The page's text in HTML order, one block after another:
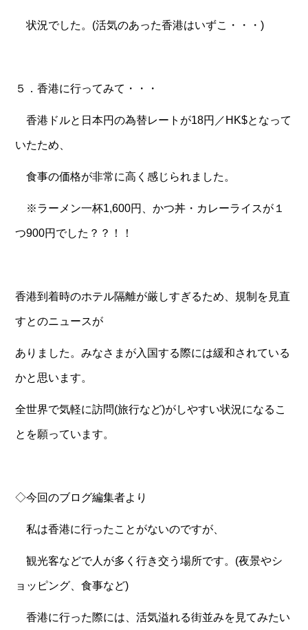
状況でした。(活気のあった香港はいずこ・・・)
５．香港に行ってみて・・・
香港ドルと日本円の為替レートが18円／HK$となって
いたため、
食事の価格が非常に高く感じられました。
※ラーメン一杯1,600円、かつ丼・カレーライスが１
つ900円でした？？！！
香港到着時のホテル隔離が厳しすぎるため、規制を見直
すとのニュースが
ありました。みなさまが入国する際には緩和されている
かと思います。
全世界で気軽に訪問(旅行など)がしやすい状況になるこ
とを願っています。
◇今回のブログ編集者より
私は香港に行ったことがないのですが、
観光客などで人が多く行き交う場所です。(夜景やシ
ョッピング、食事など)
香港に行った際には、活気溢れる街並みを見てみたい